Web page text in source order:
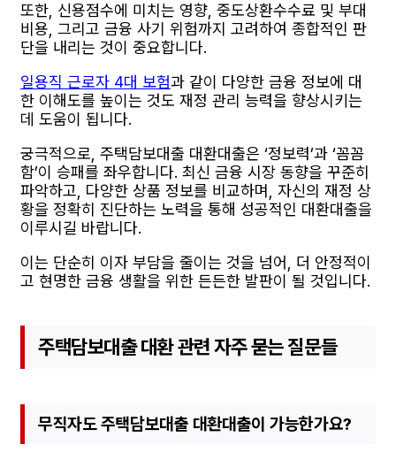
또한, 신용점수에 미치는 영향, 중도상환수수료 및 부대
비용, 그리고 금융 사기 위험까지 고려하여 종합적인 판
단을 내리는 것이 중요합니다.
일용직 근로자 4대 보험과 같이 다양한 금융 정보에 대
한 이해도를 높이는 것도 재정 관리 능력을 향상시키는
데 도움이 됩니다.
궁극적으로, 주택담보대출 대환대출은 ‘정보력’과 ‘꼼꼼
함’이 승패를 좌우합니다. 최신 금융 시장 동향을 꾸준히
파악하고, 다양한 상품 정보를 비교하며, 자신의 재정 상
황을 정확히 진단하는 노력을 통해 성공적인 대환대출을
이루시길 바랍니다.
이는 단순히 이자 부담을 줄이는 것을 넘어, 더 안정적이
고 현명한 금융 생활을 위한 든든한 발판이 될 것입니다.
주택담보대출 대환 관련 자주 묻는 질문들
무직자도 주택담보대출 대환대출이 가능한가요?